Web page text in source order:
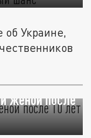
об Украине,
женой после